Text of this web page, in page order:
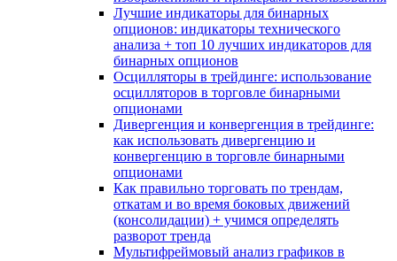
Лучшие индикаторы для бинарных
опционов: индикаторы технического
анализа + топ 10 лучших индикаторов для
бинарных опционов
Осцилляторы в трейдинге: использование
осцилляторов в торговле бинарными
опционами
Дивергенция и конвергенция в трейдинге:
как использовать дивергенцию и
конвергенцию в торговле бинарными
опционами
Как правильно торговать по трендам,
откатам и во время боковых движений
(консолидации) + учимся определять
разворот тренда
Мультифреймовый анализ графиков в